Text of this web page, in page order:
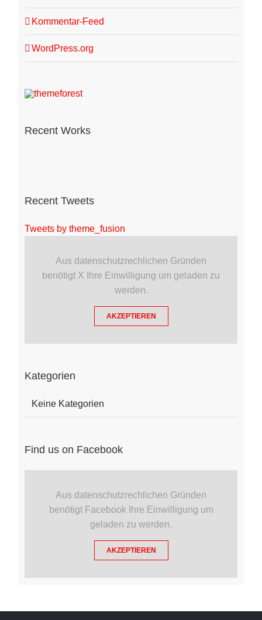
Kommentar-Feed
WordPress.org
Recent Works
Recent Tweets
Tweets by theme_fusion
Aus datenschutzrechlichen Gründen
benötigt X Ihre Einwilligung um geladen zu
werden.
AKZEPTIEREN
Kategorien
Keine Kategorien
Find us on Facebook
Aus datenschutzrechlichen Gründen
benötigt Facebook Ihre Einwilligung um
geladen zu werden.
AKZEPTIEREN